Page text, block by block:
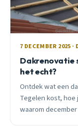
7 DECEMBER 2025
Dakrenovatie
het echt?
Ontdek wat een
Tegelen kost, hoe
waarom